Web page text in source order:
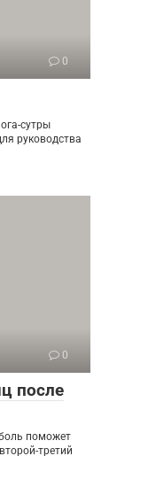
0
сутры
руководства
0
после
поможет
третий